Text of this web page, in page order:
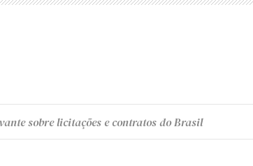
sobre licitações e contratos do Brasil